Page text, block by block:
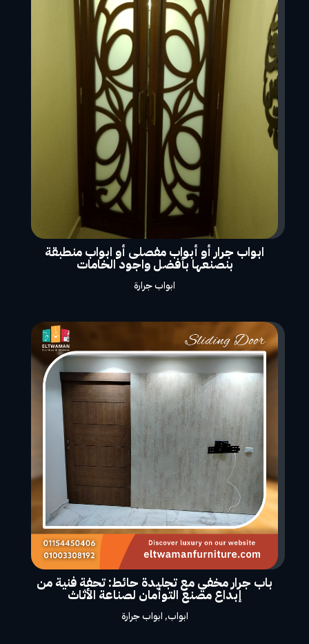
ابواب جرار أو أبواب مفصلى أو ابواب منطبقة
بنصنعها بأفضل واجود الخامات
ابواب جرارة
باب جرار مخفي مع تجليدة حائط: تحفة فنية من
إبداع مصنع التوأمان لصناعة الأثاث
ابواب, ابواب جرارة